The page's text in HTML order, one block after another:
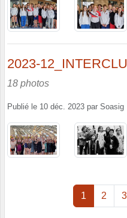
2023-
18 photos
Publié le 10 déc. 2023 par Soasig
1 2 3